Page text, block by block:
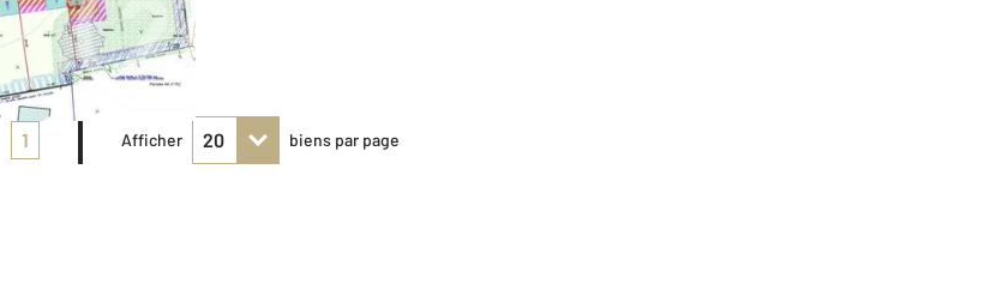
1 Afficher biens par page